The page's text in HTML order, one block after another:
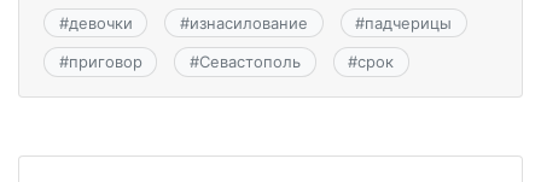
#девочки #изнасилование #падчерицы
#приговор #Севастополь #срок